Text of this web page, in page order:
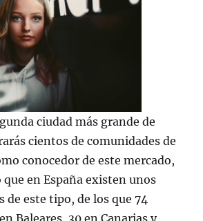
ciudad más grande de
cientos de comunidades de
conocedor de este mercado,
que en España existen unos
de este tipo, de los que 74
Baleares, 30 en Canarias y